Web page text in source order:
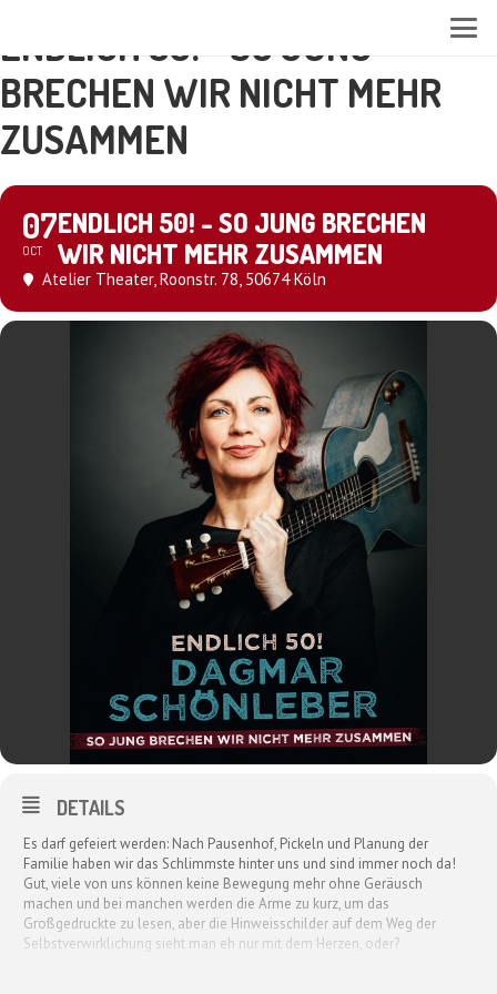
ENDLICH 50! - SO JUNG
BRECHEN WIR NICHT MEHR
ZUSAMMEN
07
OCT
ENDLICH 50! - SO JUNG BRECHEN
WIR NICHT MEHR ZUSAMMEN
Atelier Theater, Roonstr. 78, 50674 Köln
DETAILS
Es darf gefeiert werden: Nach Pausenhof, Pickeln und Planung der
Familie haben wir das Schlimmste hinter uns und sind immer noch da!
Gut, viele von uns können keine Bewegung mehr ohne Geräusch
machen und bei manchen werden die Arme zu kurz, um das
Großgedruckte zu lesen, aber die Hinweisschilder auf dem Weg der
Selbstverwirklichung sieht man eh nur mit dem Herzen, oder?